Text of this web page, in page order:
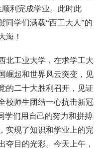
利完成学业。此时此
同学们满载“西工大人”的
海！
北工业大学，在求学工大
崛起和世界风云突变，见
的二十大胜利召开，见证
校师生团结一心抗击新冠
学们用自己的努力和拼搏
实现了知识和学业上的完
夺目的光彩。今天上午，